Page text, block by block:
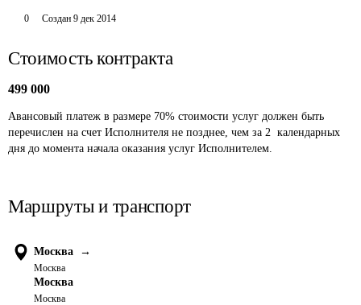
0 Создан 9 дек 2014
Стоимость контракта
499 000
Авансовый платеж в размере 70% стоимости услуг должен быть
перечислен на счет Исполнителя не позднее, чем за 2  календарных
дня до момента начала оказания услуг Исполнителем.
Маршруты и транспорт
Москва →
Москва
Москва
Москва